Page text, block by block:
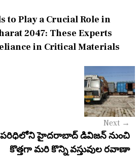
to Play a Crucial Role in
2047: These Experts
in Critical Materials
Next →
పరిధిలోని హైదరాబాద్ డివిజన్ నుంచి
కొత్తగా మరి కొన్ని వస్తువుల రవాణా